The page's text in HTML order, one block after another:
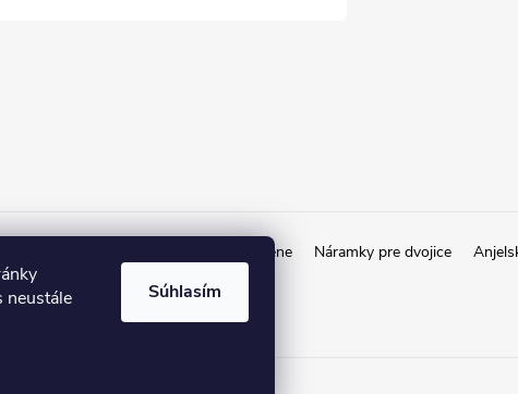
neustále
Súhlasím
Obrúčky a prstene Náramky pre dvojice